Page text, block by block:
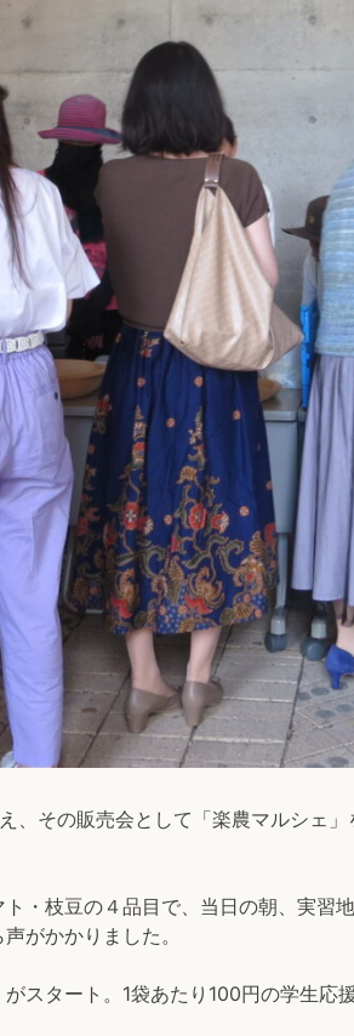
、その販売会として「楽農マルシェ」
・枝豆の４品目で、当日の朝、実
がかかりました。
スタート。 1袋あたり100円の学生応